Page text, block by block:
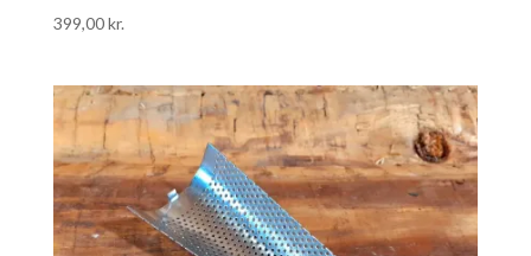
399,00kr.